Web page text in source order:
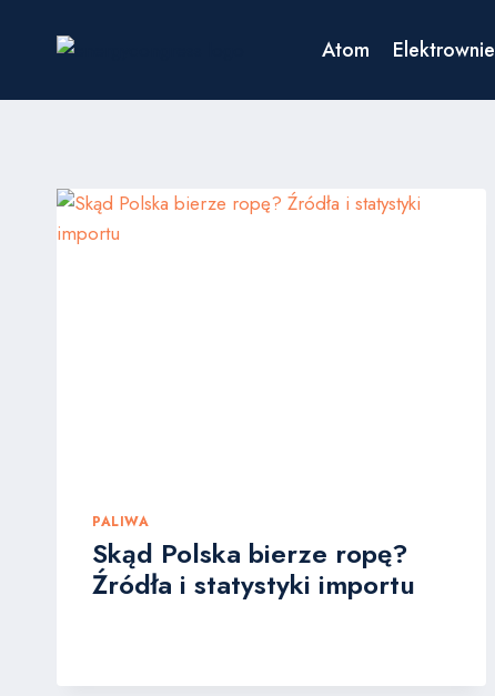
Atom Elektrownie
PALIWA
Skąd Polska bierze ropę?
Źródła i statystyki importu